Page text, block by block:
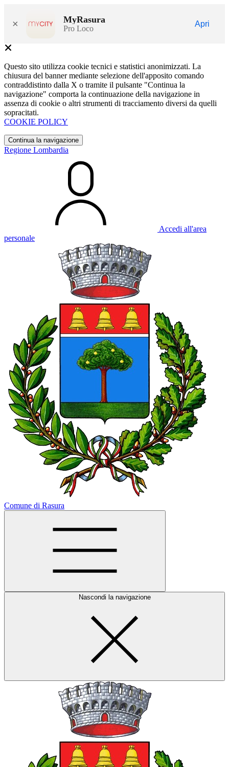
× MyRasura
Pro Loco
Apri
Questo sito utilizza cookie tecnici e statistici anonimizzati. La
chiusura del banner mediante selezione dell'apposito comando
contraddistinto dalla X o tramite il pulsante "Continua la
navigazione" comporta la continuazione della navigazione in
assenza di cookie o altri strumenti di tracciamento diversi da quelli
sopracitati.
COOKIE POLICY
Continua la navigazione
Regione Lombardia
Accedi all'area
personale
Comune di Rasura
Nascondi la navigazione